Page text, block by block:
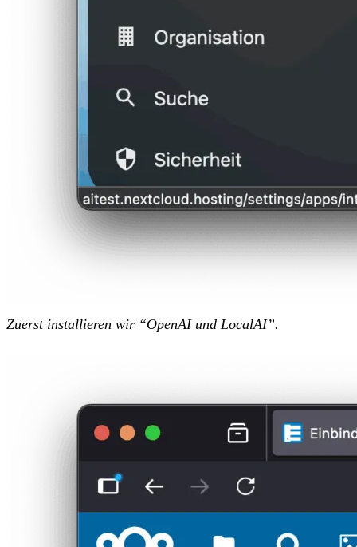
Zuerst installieren wir “OpenAI und LocalAI”.